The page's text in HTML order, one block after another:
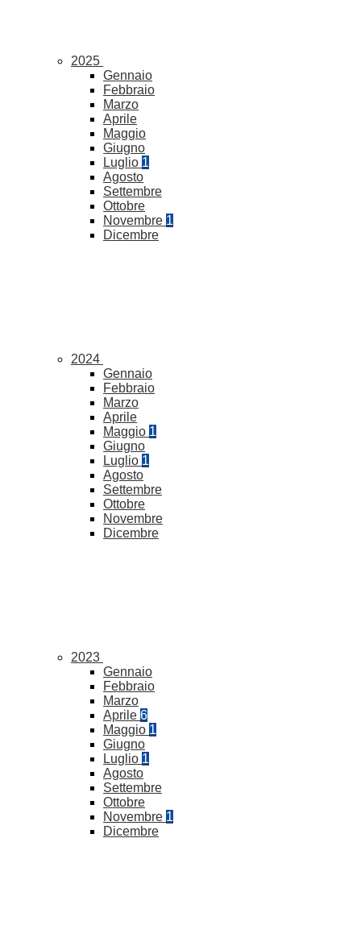
2025
Gennaio
Febbraio
Marzo
Aprile
Maggio
Giugno
Luglio 1
Agosto
Settembre
Ottobre
Novembre 1
Dicembre
2024
Gennaio
Febbraio
Marzo
Aprile
Maggio 1
Giugno
Luglio 1
Agosto
Settembre
Ottobre
Novembre
Dicembre
2023
Gennaio
Febbraio
Marzo
Aprile 6
Maggio 1
Giugno
Luglio 1
Agosto
Settembre
Ottobre
Novembre 1
Dicembre